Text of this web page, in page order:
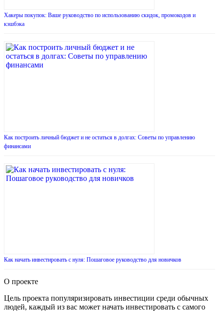
Хакеры покупок: Ваше руководство по использованию скидок, промокодов и
кэшбэка
Как построить личный бюджет и не остаться в долгах: Советы по управлению
финансами
Как начать инвестировать с нуля: Пошаговое руководство для новичков
О проекте
Цель проекта популяризировать инвестиции среди обычных
людей, каждый из вас может начать инвестировать с самого